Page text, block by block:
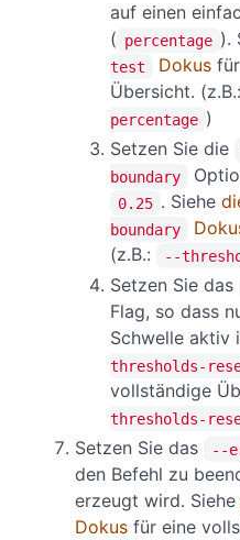
auf einen
( percentage ).
test
Dokus
Übersicht. (z.B.:
percentage )
Setzen Sie die
boundary
0.25 . Siehe
boundary
(z.B.:
--
Setzen Sie das
Flag, so dass
Schwelle aktiv
thresholds-
vollständige
thresholds-
Setzen Sie das
--
den Befehl zu
erzeugt wird. Siehe
Dokus für eine